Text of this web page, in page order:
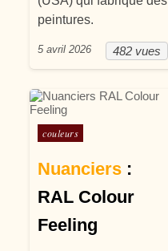
peintures.
482 vues
5 avril 2026
Posté dans
couleurs
Nuanciers :
RAL Colour
Feeling